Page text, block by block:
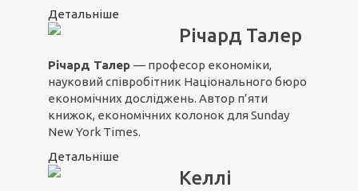
Детальніше
Річард Талер
Річард Талер — професор економіки,
науковий співробітник Національного бюро
економічних досліджень. Автор п’яти
книжок, економічних колонок для Sunday
New York Times.
Детальніше
Келлі